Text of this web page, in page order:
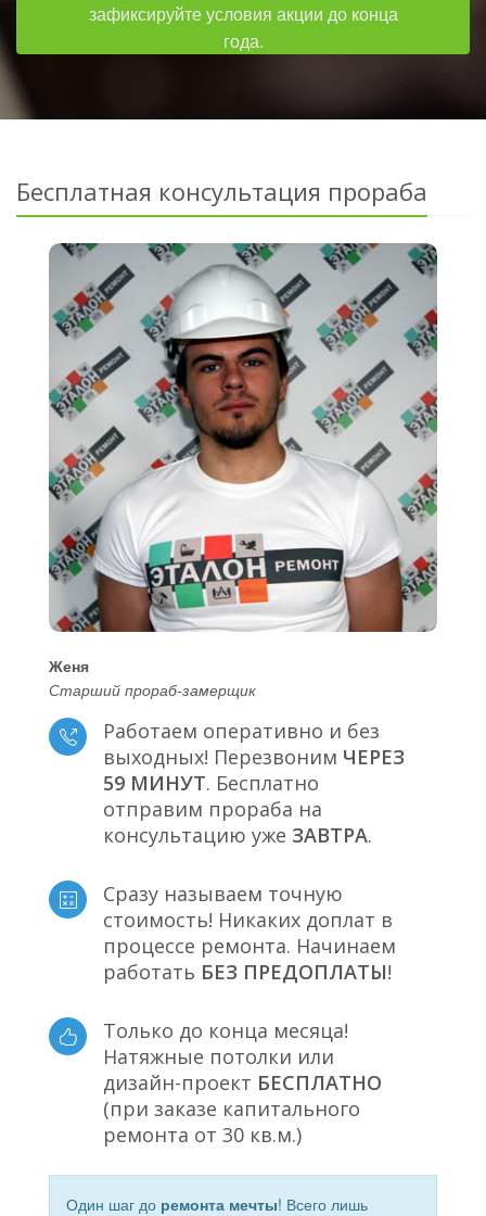
зафиксируйте условия акции до конца
года.
Бесплатная консультация прораба
Женя
Старший прораб-замерщик
Работаем оперативно и без
выходных! Перезвоним ЧЕРЕЗ
59 МИНУТ. Бесплатно
отправим прораба на
консультацию уже ЗАВТРА.
Сразу называем точную
стоимость! Никаких доплат в
процессе ремонта. Начинаем
работать БЕЗ ПРЕДОПЛАТЫ!
Только до конца месяца!
Натяжные потолки или
дизайн-проект БЕСПЛАТНО
(при заказе капитального
ремонта от 30 кв.м.)
Один шаг до ремонта мечты! Всего лишь